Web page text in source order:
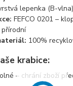
lepenka (B-vlna)
FEFCO 0201 –
100%
krabice:
– chrání zboží